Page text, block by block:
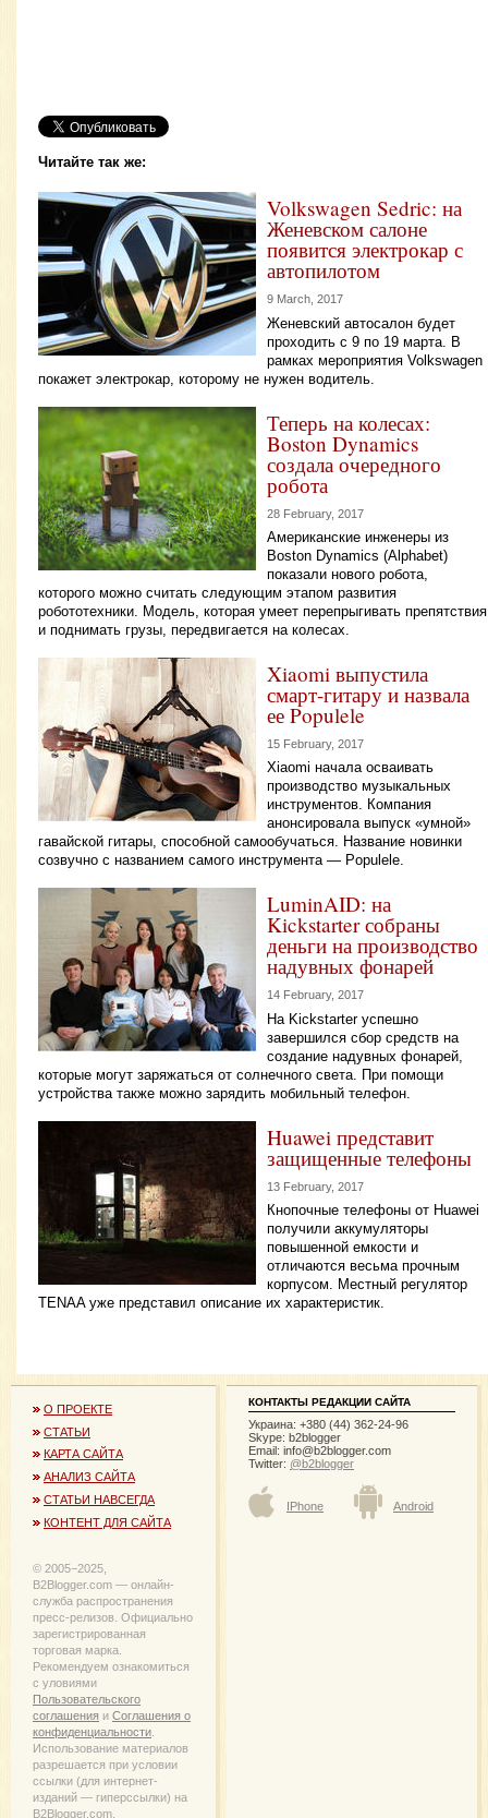
Читайте так же:
Volkswagen Sedric: на
Женевском салоне
появится электрокар с
автопилотом
9 March, 2017
Женевский автосалон будет
проходить с 9 по 19 марта. В
рамках мероприятия Volkswagen
покажет электрокар, которому не нужен водитель.
Теперь на колесах:
Boston Dynamics
создала очередного
робота
28 February, 2017
Американские инженеры из
Boston Dynamics (Alphabet)
показали нового робота,
которого можно считать следующим этапом развития
робототехники. Модель, которая умеет перепрыгивать препятствия
и поднимать грузы, передвигается на колесах.
Xiaomi выпустила
смарт-гитару и назвала
ее Populele
15 February, 2017
Xiaomi начала осваивать
производство музыкальных
инструментов. Компания
анонсировала выпуск «умной»
гавайской гитары, способной самообучаться. Название новинки
созвучно с названием самого инструмента — Populele.
LuminAID: на
Kickstarter собраны
деньги на производство
надувных фонарей
14 February, 2017
На Kickstarter успешно
завершился сбор средств на
создание надувных фонарей,
которые могут заряжаться от солнечного света. При помощи
устройства также можно зарядить мобильный телефон.
Huawei представит
защищенные телефоны
13 February, 2017
Кнопочные телефоны от Huawei
получили аккумуляторы
повышенной емкости и
отличаются весьма прочным
корпусом. Местный регулятор
TENAA уже представил описание их характеристик.
О ПРОЕКТЕ
СТАТЬИ
КАРТА САЙТА
АНАЛИЗ САЙТА
СТАТЬИ НАВСЕГДА
КОНТЕНТ ДЛЯ САЙТА
© 2005−2025,
B2Blogger.com — онлайн-
служба распространения
пресс-релизов. Официально
зарегистрированная
торговая марка.
Рекомендуем ознакомиться
с уловиями
Пользовательского
соглашения и Соглашения о
конфиденциальности
Использование материалов
разрешается при условии
ссылки (для интернет-
изданий — гиперссылки) на
B2Blogger.com.
КОНТАКТЫ РЕДАКЦИИ САЙТА
Украина: +380 (44) 362-24-96
Skype: b2blogger
Email: info@b2blogger.com
Twitter: @b2blogger
IPhone Android